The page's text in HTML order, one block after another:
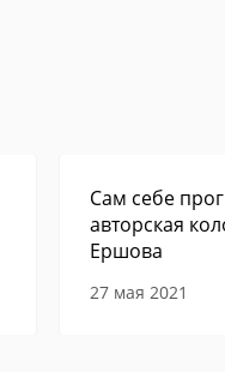
Сам себе
авторская
Ершова
27 мая 2021